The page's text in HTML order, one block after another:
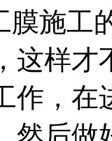
膜施工
这样才
作，
然后做